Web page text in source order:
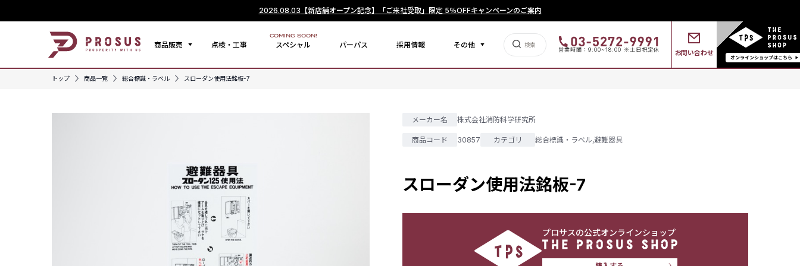
2026.08.03 【新店舗オープン記念】「ご来社受取」限定 5％OFFキャンペーンのご案内
商品販売 点検・工事 スペシャル
COMING SOON!
パーパス 採用情報 その他
営業時間：9:00~18:00 ※土日祝定休 お問い合わせ
トップ 商品一覧 総合標識・ラベル スローダン使用法銘板-7
メーカー名 株式会社消防科学研究所
商品コード 30857 カテゴリ 総合標識・ラベル,避難器具
スローダン使用法銘板-7
プロサスの公式オンラインショップ